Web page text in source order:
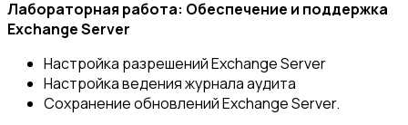
Лабораторная работа: Обеспечение и поддержка
Exchange Server
Настройка разрешений Exchange Server
Настройка ведения журнала аудита
Сохранение обновлений Exchange Server.